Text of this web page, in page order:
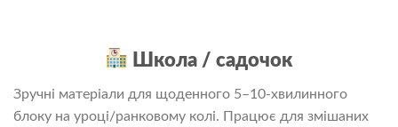
Школа / садочок
Зручні матеріали для щоденного 5–10-хвилинного
блоку на уроці/ранковому колі. Працює для змішаних